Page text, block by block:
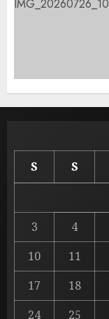
S S
3
4
10
11
17
18
24
25